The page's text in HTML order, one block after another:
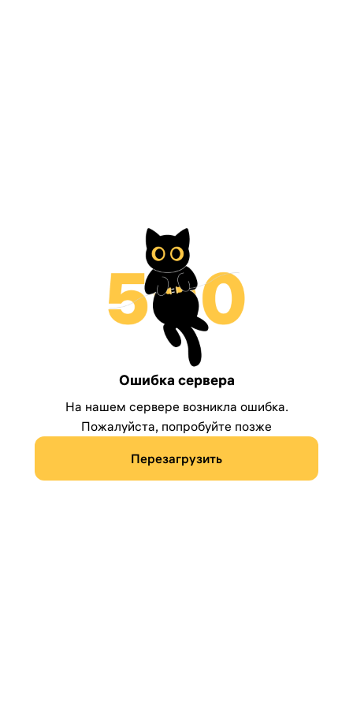
Ошибка сервера
На нашем сервере возникла ошибка.
Пожалуйста, попробуйте позже
Перезагрузить